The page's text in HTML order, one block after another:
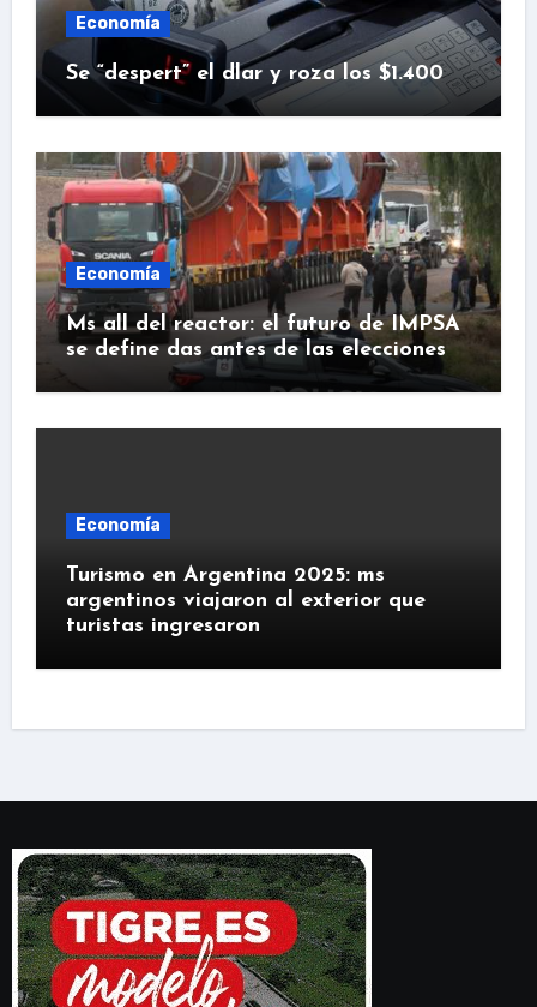
Economía
Se “despert” el dlar y roza los $1.400
Economía
Ms all del reactor: el futuro de IMPSA
se define das antes de las elecciones
Economía
Turismo en Argentina 2025: ms
argentinos viajaron al exterior que
turistas ingresaron